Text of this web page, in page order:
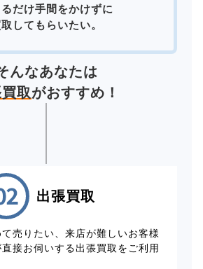
だけ手間をかけずに
してもらいたい。
んなあなたは
取がおすすめ！
出張買取
売りたい、来店が難しいお客様
接お伺いする出張買取をご利用